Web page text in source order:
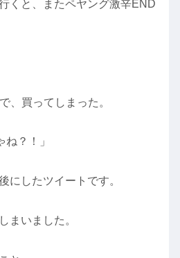
くと、またペヤング激辛END
、買ってしまった。
？！」
にしたツイートです。
まいました。